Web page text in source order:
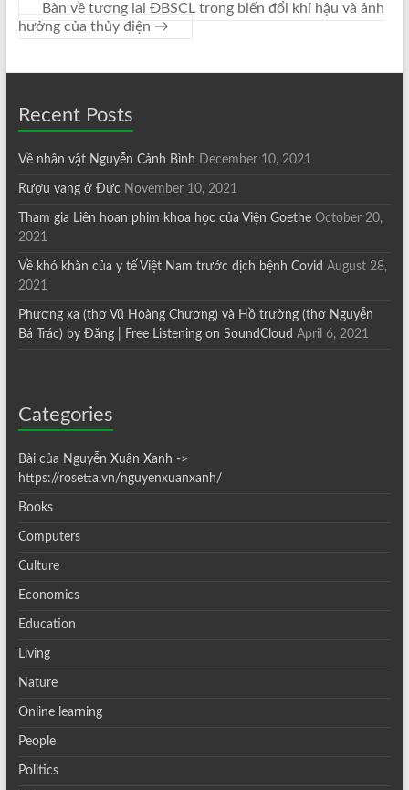
Bàn về tương lai ĐBSCL trong biến đổi khí hậu và ảnh
hưởng của thủy điện →
Recent Posts
Về nhân vật Nguyễn Cảnh Bình December 10, 2021
Rượu vang ở Đức November 10, 2021
Tham gia Liên hoan phim khoa học của Viện Goethe October 20,
2021
Về khó khăn của y tế Việt Nam trước dịch bệnh Covid August 28,
2021
Phương xa (thơ Vũ Hoàng Chương) và Hồ trường (thơ Nguyễn
Bá Trác) by Đăng | Free Listening on SoundCloud April 6, 2021
Categories
Bài của Nguyễn Xuân Xanh ->
https://rosetta.vn/nguyenxuanxanh/
Books
Computers
Culture
Economics
Education
Living
Nature
Online learning
People
Politics